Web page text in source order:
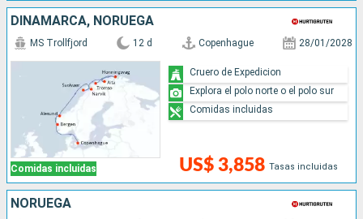
DINAMARCA, NORUEGA
Comidas incluidas
MS Trollfjord 12 d Copenhague 28/01/2028
US$ 3,858 Tasas incluidas
Cruero de Expedicion
Explora el polo norte o el polo sur
Comidas incluidas
NORUEGA